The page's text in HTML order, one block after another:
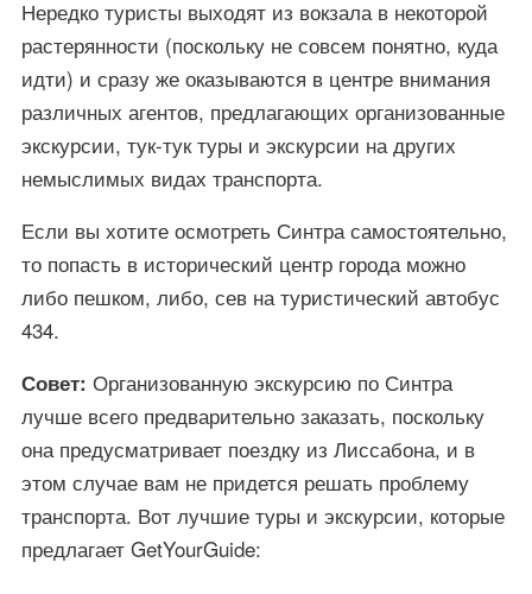
Нередко туристы выходят из вокзала в некоторой
растерянности (поскольку не совсем понятно, куда
идти) и сразу же оказываются в центре внимания
различных агентов, предлагающих организованные
экскурсии, тук-тук туры и экскурсии на других
немыслимых видах транспорта.
Если вы хотите осмотреть Синтра самостоятельно,
то попасть в исторический центр города можно
либо пешком, либо, сев на туристический автобус
434.
Совет: Организованную экскурсию по Синтра
лучше всего предварительно заказать, поскольку
она предусматривает поездку из Лиссабона, и в
этом случае вам не придется решать проблему
транспорта. Вот лучшие туры и экскурсии, которые
предлагает GetYourGuide: